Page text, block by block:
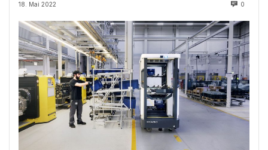
18. Mai 2022 0